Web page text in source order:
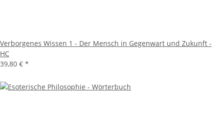
Verborgenes Wissen 1 - Der Mensch in Gegenwart und Zukunft -
HC
39,80 € *